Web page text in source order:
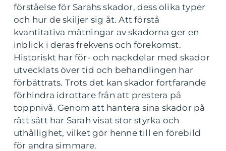
förståelse för Sarahs skador, dess olika typer
och hur de skiljer sig åt. Att förstå
kvantitativa mätningar av skadorna ger en
inblick i deras frekvens och förekomst.
Historiskt har för- och nackdelar med skador
utvecklats över tid och behandlingen har
förbättrats. Trots det kan skador fortfarande
förhindra idrottare från att prestera på
toppnivå. Genom att hantera sina skador på
rätt sätt har Sarah visat stor styrka och
uthållighet, vilket gör henne till en förebild
för andra simmare.